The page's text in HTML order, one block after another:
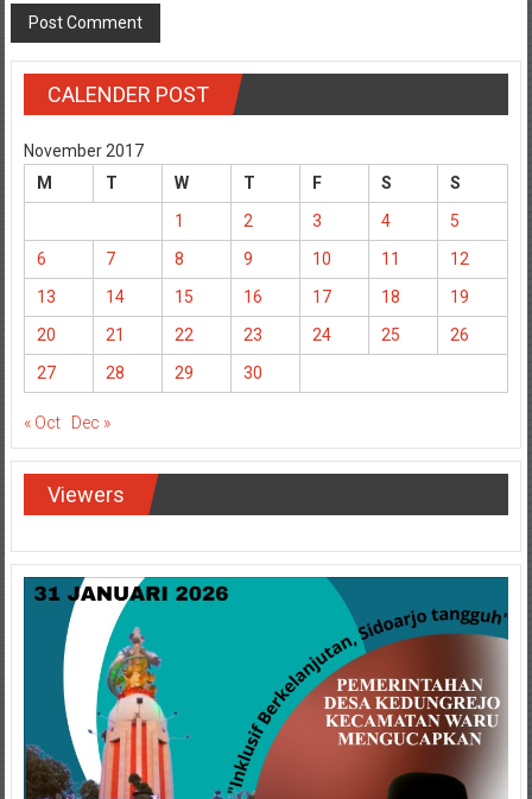
CALENDER POST
November 2017
M
T W T F S
S
1
2 3 4
5
6
7 8 9 10 11
12
13
14 15 16 17 18
19
20
21 22 23 24 25
26
27
28 29 30
« Oct Dec »
Viewers